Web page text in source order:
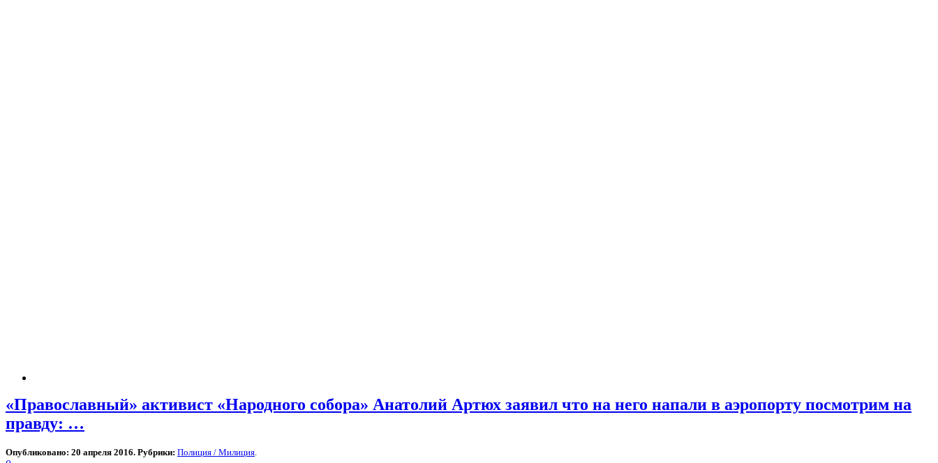
«Православный» активист «Народного собора» Анатолий Артюх заявил что на него напали в аэропорту посмотрим на
правду: …
Опубликовано: 20 апреля 2016. Рубрики: Полиция / Милиция